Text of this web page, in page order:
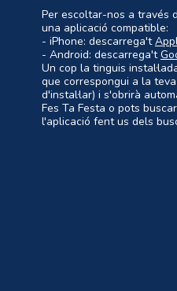
Per escoltar-nos a través
una aplicació compatible:
- iPhone: descarrega't
- Android: descarrega't
Un cop la tinguis
que correspongui a la
d'instal·lar) i s'obrirà
Fes Ta Festa o pots
l'aplicació fent us dels